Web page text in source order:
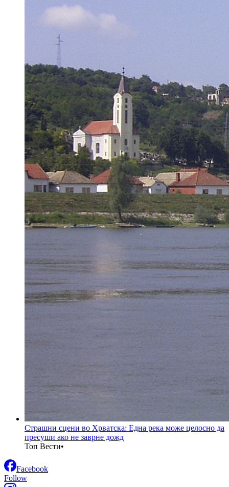
Страшни сцени во Хрватска: Една река може целосно да
пресуши ако не заврне дожд
Топ Вести•
Facebook
Follow